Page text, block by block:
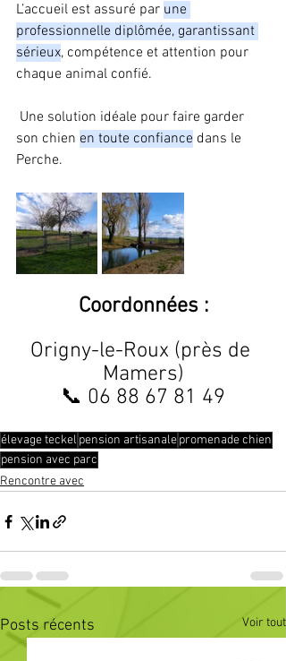
L’accueil est assuré par une
professionnelle diplômée, garantissant
sérieux, compétence et attention pour
chaque animal confié.
son chien en toute confiance dans le
Perche.
Coordonnées :
Origny-le-Roux (près de
Mamers)
📞 06 88 67 81 49
élevage teckel pension artisanalepromenade chien
pension avec parc
Rencontre avec
Posts récents Voir tout